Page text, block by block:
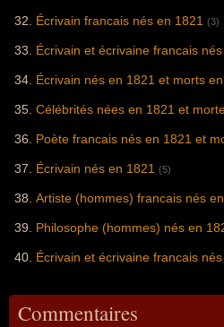
Écrivain francais nés en 1821 (3)
Écrivain et écrivaine francais
Écrivain nés en 1821 et morts
Célébrités nées en 1821 et
Poète francais nés en 1821 et
Écrivain nés en 1821 (5)
Artiste (hommes) francais nés
Philosophe (hommes) nés en
Écrivain et écrivaine francais
Commentaires